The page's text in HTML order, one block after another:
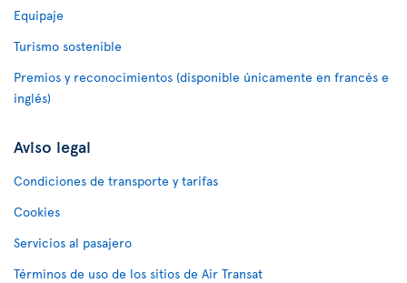
Equipaje
Turismo sostenible
Premios y reconocimientos (disponible únicamente en francés e
inglés)
Aviso legal
Condiciones de transporte y tarifas
Cookies
Servicios al pasajero
Términos de uso de los sitios de Air Transat